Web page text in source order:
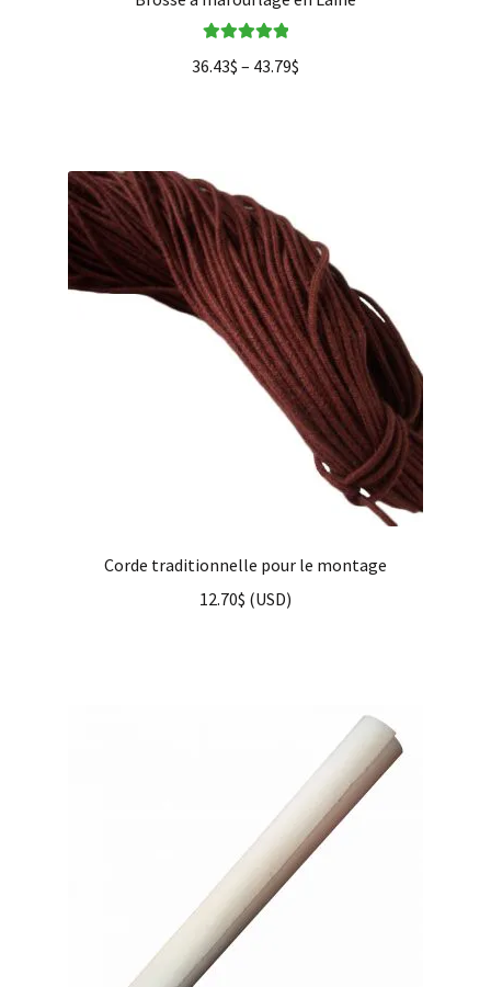
36.43$ – 43.79$
Corde traditionnelle pour le montage
12.70$ (USD)